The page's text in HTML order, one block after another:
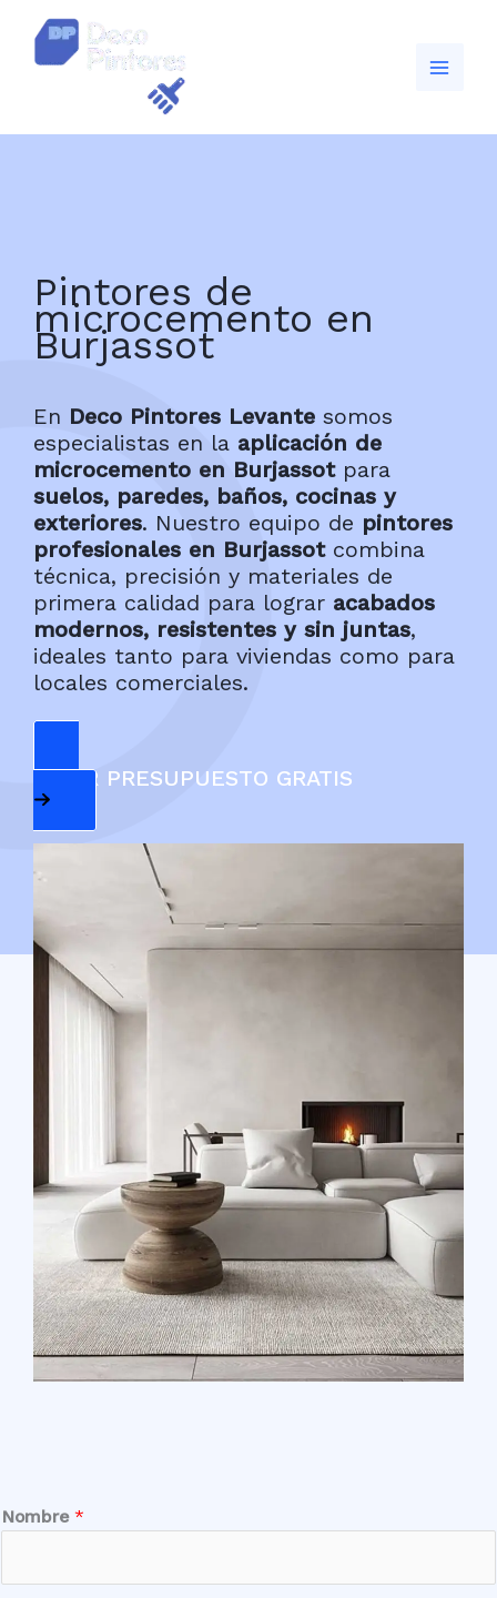
contenido
Pintores de
microcemento en
Burjassot
En Deco Pintores Levante somos
especialistas en la aplicación de
microcemento en Burjassotpara
suelos, paredes, baños, cocinas y
exteriores. Nuestro equipo de pintores
profesionales en Burjassotcombina
técnica, precisión y materiales de
primera calidad para lograr acabados
modernos, resistentes y sin juntas,
ideales tanto para viviendas como para
locales comerciales.
PEDIR PRESUPUESTO GRATIS
Nombre *